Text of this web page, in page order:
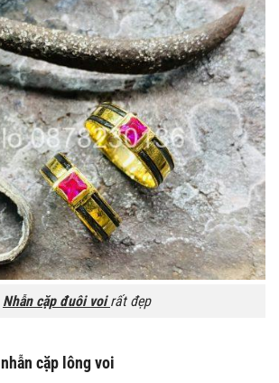
Nhẫn cặp đuôi voi rất đẹp
nhẫn cặp lông voi